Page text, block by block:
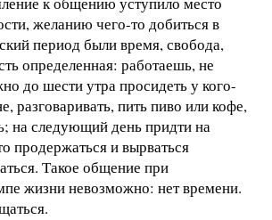
желанию чего-то добиться в
период были время, свобода,
определенная: работаешь, не
до шести утра просидеть у кого-
разговаривать, пить пиво или кофе,
на следующий день придти на
продержаться и вырваться
Такое общение при
жизни невозможно: нет времени.